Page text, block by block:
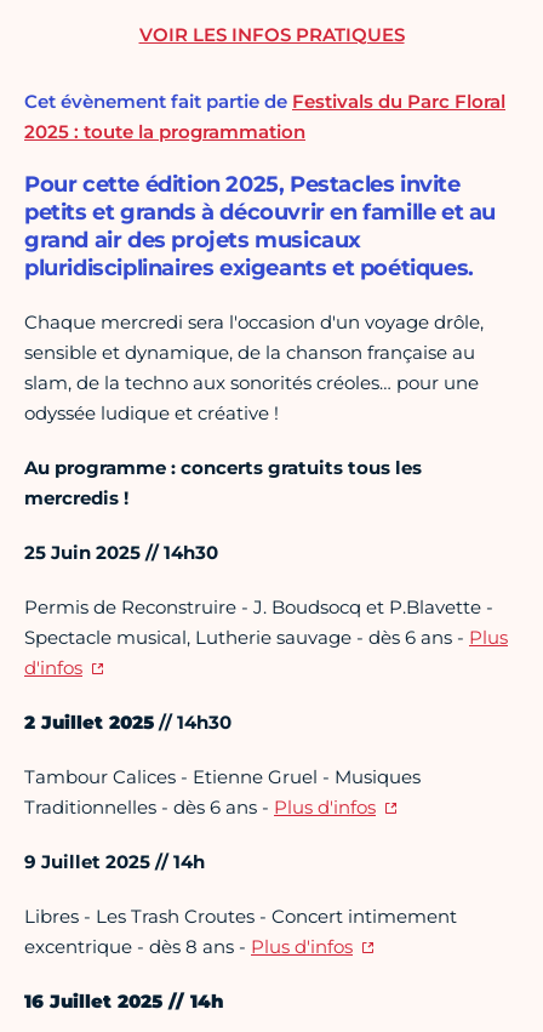
Cet évènement fait partie de Festivals du Parc Floral
2025 : toute la programmation
Pour cette édition 2025, Pestacles invite
petits et grands à découvrir en famille et au
grand air des projets musicaux
pluridisciplinaires exigeants et poétiques.
Chaque mercredi sera l'occasion d'un voyage drôle,
sensible et dynamique, de la chanson française au
slam, de la techno aux sonorités créoles… pour une
odyssée ludique et créative !
Au programme : concerts gratuits tous les
mercredis !
25 Juin 2025 // 14h30
Permis de Reconstruire - J. Boudsocq et P.Blavette -
Spectacle musical, Lutherie sauvage - dès 6 ans - Plus
d'infos
2 Juillet 2025 // 14h30
Tambour Calices - Etienne Gruel - Musiques
Traditionnelles - dès 6 ans - Plus d'infos
9 Juillet 2025 // 14h
Libres - Les Trash Croutes - Concert intimement
excentrique - dès 8 ans - Plus d'infos
16 Juillet 2025 // 14h
VOIR LES INFOS PRATIQUES